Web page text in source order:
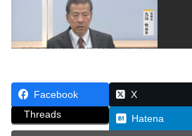
Facebook X
Threads
Hatena